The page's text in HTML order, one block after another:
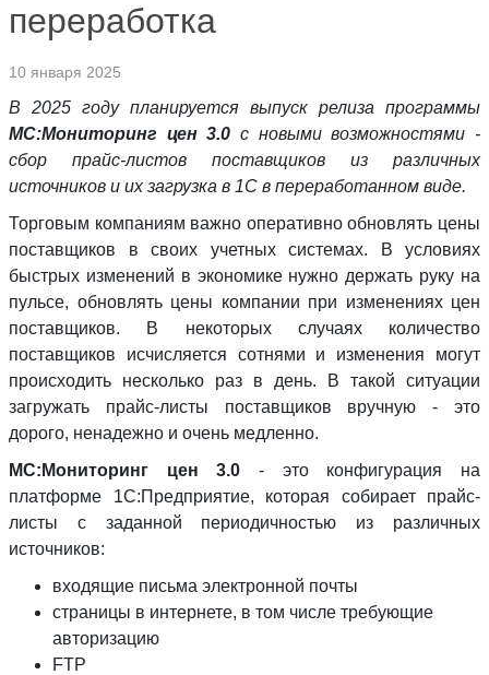
переработка
10 января 2025
В 2025 году планируется выпуск релиза программы
МС:Мониторинг цен 3.0 с новыми возможностями -
сбор прайс-листов поставщиков из различных
источников и их загрузка в 1С в переработанном виде.
Торговым компаниям важно оперативно обновлять цены
поставщиков в своих учетных системах. В условиях
быстрых изменений в экономике нужно держать руку на
пульсе, обновлять цены компании при изменениях цен
поставщиков. В некоторых случаях количество
поставщиков исчисляется сотнями и изменения могут
происходить несколько раз в день. В такой ситуации
загружать прайс-листы поставщиков вручную - это
дорого, ненадежно и очень медленно.
МС:Мониторинг цен 3.0 - это конфигурация на
платформе 1С:Предприятие, которая собирает прайс-
листы с заданной периодичностью из различных
источников:
входящие письма электронной почты
страницы в интернете, в том числе требующие
авторизацию
FTP